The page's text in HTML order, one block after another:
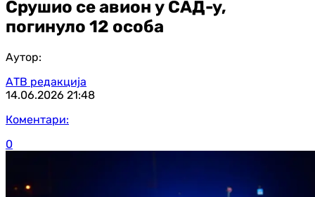
Срушио се авион у САД-у,
погинуло 12 особа
Аутор:
АТВ редакција
14.06.2026 21:48
Коментари:
0